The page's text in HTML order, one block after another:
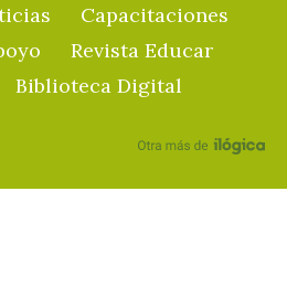
Capacitaciones
Revista Educar
Biblioteca Digital